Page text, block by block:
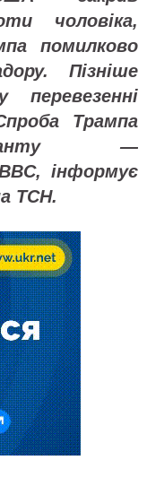
чоловіка,
помилково
Пізніше
перевезенні
Трампа
—
інформує
ТСН.